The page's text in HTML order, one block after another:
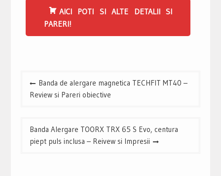
AICI POTI SI ALTE DETALII SI
PARERI!
NavigareBanda de alergare magnetica TECHFIT MT40 –
Review si Pareri obiective
Banda Alergare TOORX TRX 65 S Evo, centura
piept puls inclusa – Reivew si Impresii